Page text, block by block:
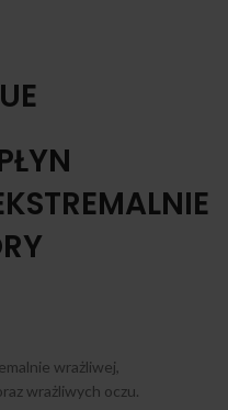
wrażliwej,
wrażliwych oczu.